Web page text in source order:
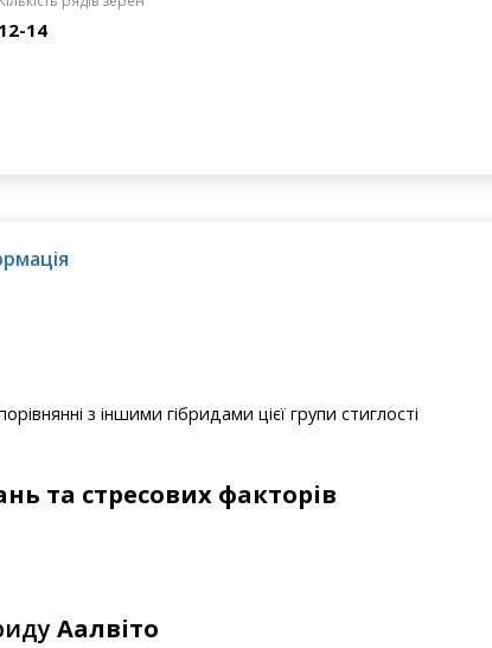
12-14
з іншими гібридами цієї групи стиглості
та стресових факторів
Аалвіто